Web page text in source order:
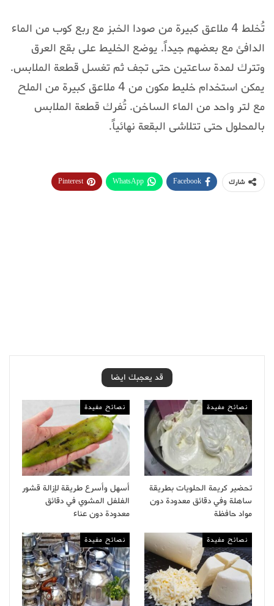
تُخلط 4 ملاعق كبيرة من صودا الخبز مع ربع كوب من الماء
الدافئ مع بعضهم جيداً. يوضع الخليط على بقع العرق
وتترك لمدة ساعتين حتى تجف ثم تغسل قطعة الملابس.
يمكن استخدام خليط مكون من 4 ملاعق كبيرة من الملح
مع لتر واحد من الماء الساخن. تُفرك قطعة الملابس
بالمحلول حتى تتلاشى البقعة نهائياً.
شارك Facebook
WhatsApp
Pinterest
قد يعجبك ايضا
نصائح مفيدة
تحضير كريمة الحلويات بطريقة
ساهلة وفي دقائق معدودة دون
مواد حافظة
نصائح مفيدة
أسهل وأسرع طريقة لإزالة قشور
الفلفل المشوي في دقائق
معدودة دون عناء
نصائح مفيدة نصائح مفيدة